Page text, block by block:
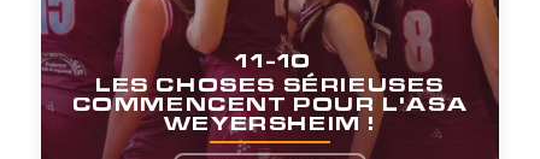
11-10
LES CHOSES SÉRIEUSES
COMMENCENT POUR L'ASA
WEYERSHEIM !